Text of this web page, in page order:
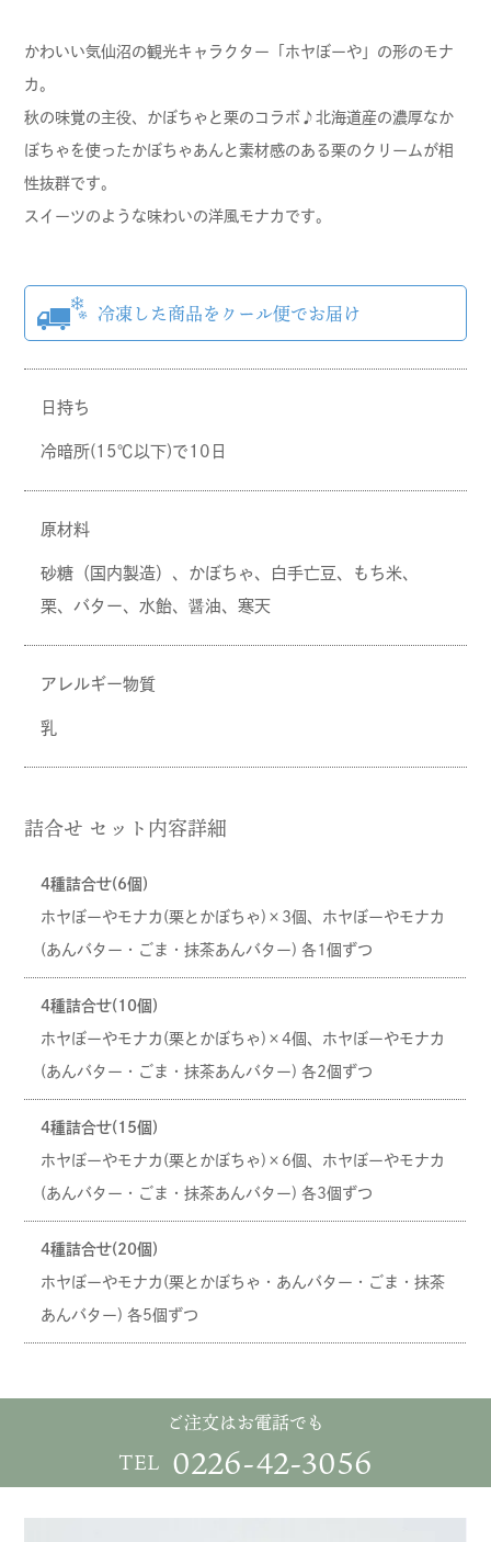
かわいい気仙沼の観光キャラクター「ホヤぼーや」の形のモナ
カ。
秋の味覚の主役、かぼちゃと栗のコラボ♪北海道産の濃厚なか
ぼちゃを使ったかぼちゃあんと素材感のある栗のクリームが相
性抜群です。
スイーツのような味わいの洋風モナカです。
日持ち
冷暗所(15℃以下)で10日
原材料
砂糖（国内製造）、かぼちゃ、白手亡豆、もち米、
栗、バター、水飴、醤油、寒天
アレルギー物質
乳
詰合せ セット内容詳細
4種詰合せ(6個)
ホヤぼーやモナカ(栗とかぼちゃ)×3個、ホヤぼーやモナカ
(あんバター・ごま・抹茶あんバター) 各1個ずつ
4種詰合せ(10個)
ホヤぼーやモナカ(栗とかぼちゃ)×4個、ホヤぼーやモナカ
(あんバター・ごま・抹茶あんバター) 各2個ずつ
4種詰合せ(15個)
ホヤぼーやモナカ(栗とかぼちゃ)×6個、ホヤぼーやモナカ
(あんバター・ごま・抹茶あんバター) 各3個ずつ
4種詰合せ(20個)
ホヤぼーやモナカ(栗とかぼちゃ・あんバター・ごま・抹茶
あんバター) 各5個ずつ
ご注文はお電話でも
TEL 0226-42-3056